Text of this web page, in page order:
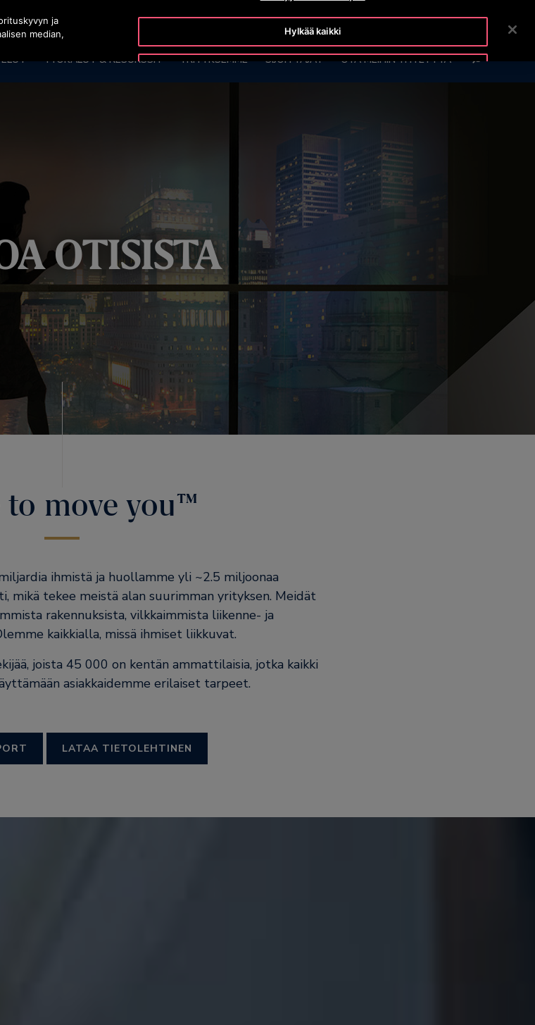
OTISLINE (0800) 168 111
TYÖKALUT & RESURSSIT YRITYKSEMME SIJOITTAJAT OTA MEIHIN YHTEYTTÄ HAE
OTISISTA
to move you™
ihmistä ja huollamme yli ~2.5 miljoonaa
mikä tekee meistä alan suurimman yrityksen. Meidät
rakennuksista, vilkkaimmista liikenne- ja
kaikkialla, missä ihmiset liikkuvat.
joista 45 000 on kentän ammattilaisia, jotka kaikki
asiakkaidemme erilaiset tarpeet.
LATAA TIETOLEHTINEN
ja
median,
Hylkää kaikki